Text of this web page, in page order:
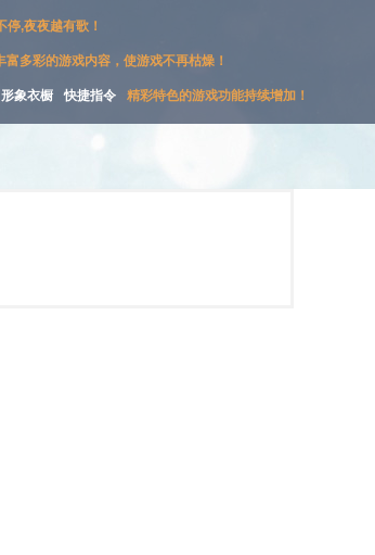
停,夜夜越有歌！
富多彩的游戏内容，使游戏不再枯燥！
形象衣橱 快捷指令 精彩特色的游戏功能持续增加！